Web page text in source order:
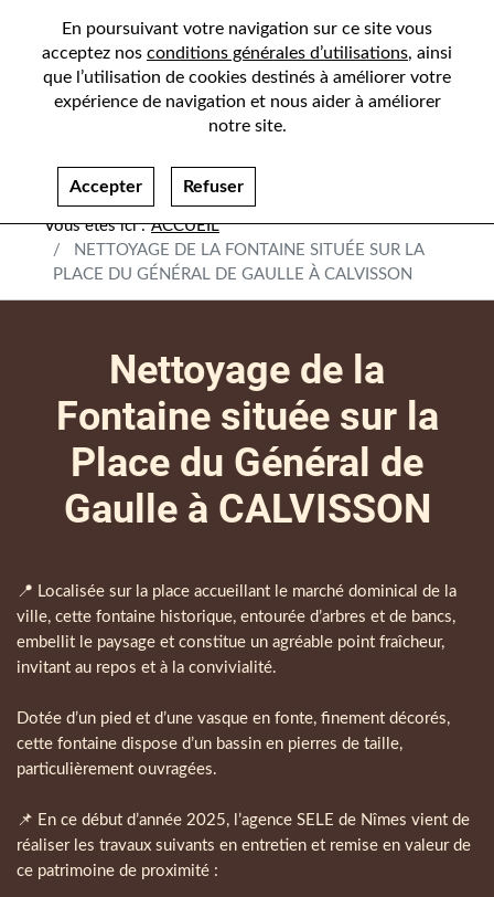
En poursuivant votre navigation sur ce site vous
acceptez nos conditions générales d’utilisations, ainsi
que l’utilisation de cookies destinés à améliorer votre
expérience de navigation et nous aider à améliorer
notre site.
Accepter Refuser
ACCUEIL
NETTOYAGE DE LA FONTAINE SITUÉE SUR LA
PLACE DU GÉNÉRAL DE GAULLE À CALVISSON
Nettoyage de la
Fontaine située sur la
Place du Général de
Gaulle à CALVISSON
Corps
📍 Localisée sur la place accueillant le marché dominical de la
ville, cette fontaine historique, entourée d’arbres et de bancs,
embellit le paysage et constitue un agréable point fraîcheur,
invitant au repos et à la convivialité.
Dotée d’un pied et d’une vasque en fonte, finement décorés,
cette fontaine dispose d’un bassin en pierres de taille,
particulièrement ouvragées.
📌 En ce début d’année 2025, l’agence SELE de Nîmes vient de
réaliser les travaux suivants en entretien et remise en valeur de
ce patrimoine de proximité :